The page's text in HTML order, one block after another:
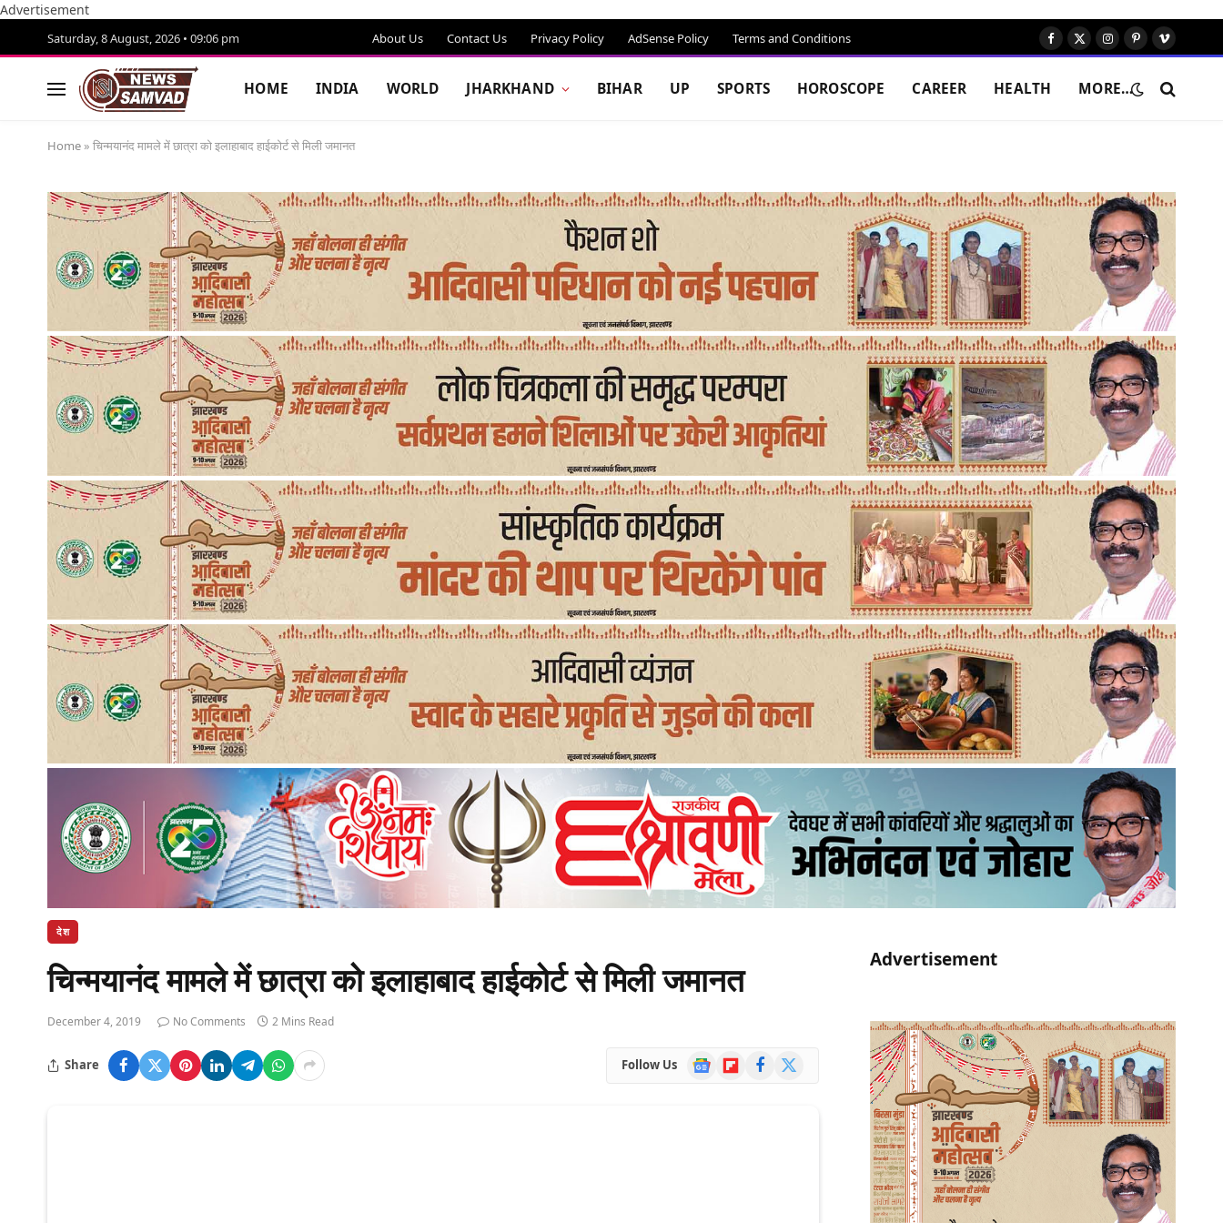
Advertisement
Saturday, 8 August, 2026 • 09:06 pm About Us Contact Us Privacy Policy AdSense Policy Terms and Conditions Facebook
X
Instagram
Pinterest
Vimeo
HOME INDIA WORLD JHARKHAND BIHAR UP SPORTS HOROSCOPE CAREER HEALTH MORE…
Home » चिन्मयानंद मामले में छात्रा को इलाहाबाद हाईकोर्ट से मिली जमानत
देश
चिन्मयानंद मामले में छात्रा को इलाहाबाद हाईकोर्ट से मिली जमानत
December 4, 2019 No Comments 2 Mins Read
Share Follow Us
Google
News
FlipboardFacebook
Advertisement